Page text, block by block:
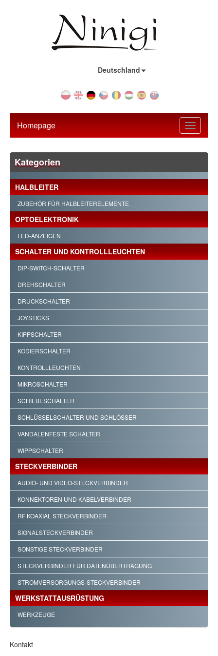
Deutschland
Toggle
Homepage
Kategorien
HALBLEITER
ZUBEHÖR FÜR HALBLEITERELEMENTE
OPTOELEKTRONIK
LED-ANZEIGEN
SCHALTER UND KONTROLLLEUCHTEN
DIP-SWITCH-SCHALTER
DREHSCHALTER
DRUCKSCHALTER
JOYSTICKS
KIPPSCHALTER
KODIERSCHALTER
KONTROLLLEUCHTEN
MIKROSCHALTER
SCHIEBESCHALTER
SCHLÜSSELSCHALTER UND SCHLÖSSER
VANDALENFESTE SCHALTER
WIPPSCHALTER
STECKVERBINDER
AUDIO- UND VIDEO-STECKVERBINDER
KONNEKTOREN UND KABELVERBINDER
RF KOAXIAL STECKVERBINDER
SIGNALSTECKVERBINDER
SONSTIGE STECKVERBINDER
STECKVERBINDER FÜR DATENÜBERTRAGUNG
STROMVERSORGUNGS-STECKVERBINDER
WERKSTATTAUSRÜSTUNG
WERKZEUGE
Kontakt